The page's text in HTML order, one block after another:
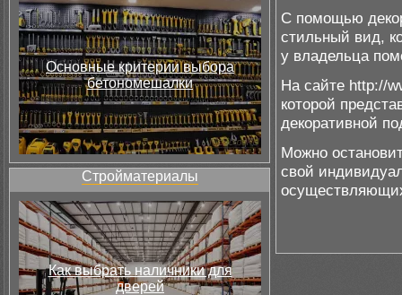
Основные критерии выбора
бетономешалки
Стройматериалы
Как выбрать наличники для
дверей
С помощью
стильный вид,
у владельца
На сайте http://
которой
декоративной
Можно
свой